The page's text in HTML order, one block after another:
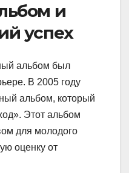
и
успех
альбом был
В 2005 году
альбом, который
Этот альбом
для молодого
оценку от